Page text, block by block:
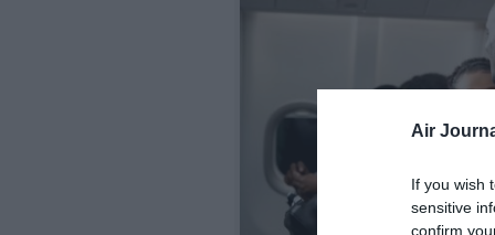
Air
If you wish
sensitive
confirm